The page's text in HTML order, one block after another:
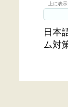
上に表
日本
ム対